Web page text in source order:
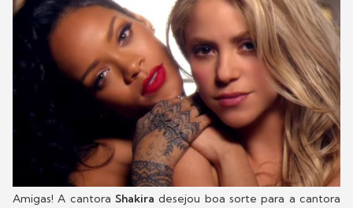
Amigas! A cantora Shakira desejou boa sorte para a cantora